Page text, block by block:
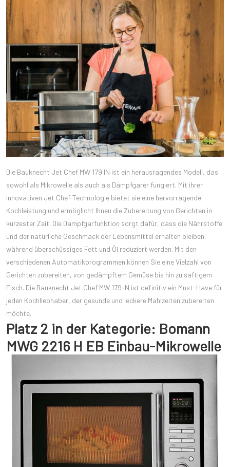
Die Bauknecht Jet Chef MW 179 IN ist ein herausragendes Modell, das
sowohl als Mikrowelle als auch als Dampfgarer fungiert. Mit ihrer
innovativen Jet Chef-Technologie bietet sie eine hervorragende
Kochleistung und ermöglicht Ihnen die Zubereitung von Gerichten in
kürzester Zeit. Die Dampfgarfunktion sorgt dafür, dass die Nährstoffe
und der natürliche Geschmack der Lebensmittel erhalten bleiben,
während überschüssiges Fett und Öl reduziert werden. Mit den
verschiedenen Automatikprogrammen können Sie eine Vielzahl von
Gerichten zubereiten, von gedämpftem Gemüse bis hin zu saftigem
Fisch. Die Bauknecht Jet Chef MW 179 IN ist definitiv ein Must-Have für
jeden Kochliebhaber, der gesunde und leckere Mahlzeiten zubereiten
möchte.
Platz 2 in der Kategorie: Bomann
MWG 2216 H EB Einbau-Mikrowelle